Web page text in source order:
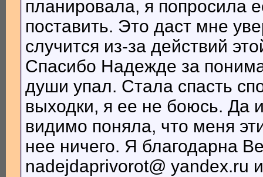
планировала, я попросила
поставить. Это даст мне
случится из-за действий
Спасибо Надежде за
души упал. Стала спасть
выходки, я ее не боюсь. Да
видимо поняла, что меня
нее ничего. Я благодарна
nadejdaprivorot@ yandex.ru